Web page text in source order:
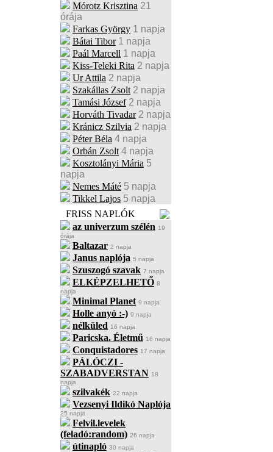
Mórotz Krisztina 21
órája
Farkas György 1 napja
Bátai Tibor 1 napja
Paál Marcell 1 napja
Kiss-Teleki Rita 2 napja
Ur Attila 2 napja
Szakállas Zsolt 2 napja
Tamási József 2 napja
Horváth Tivadar 2 napja
Kránicz Szilvia 2 napja
Péter Béla 4 napja
Orbán Zsolt 4 napja
Kosztolányi Mária 5
napja
Nemes Máté 5 napja
Tikkel Lajos 5 napja
FRISS NAPLÓK
az univerzum szélén 19
órája
Baltazar 2 napja
Janus naplója 5 napja
Szuszogó szavak 7 napja
ELKÉPZELHETŐ 8
napja
Minimal Planet 9 napja
Holle anyó :-) 9 napja
nélküled 16 napja
Paricska. Életmű 16 napja
Conquistadores 17 napja
PÁLÓCZI -
SZABADVERSTAN 18
napja
szilvakék 22 napja
Vezsenyi Ildikó Naplója
25 napja
Felvil.levelek
(feladó:random) 26 napja
útinapló 30 napja